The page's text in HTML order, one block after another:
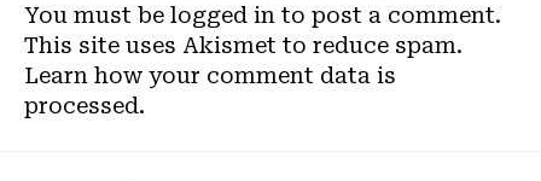
You must be logged in to post a comment.
This site uses Akismet to reduce spam.
Learn how your comment data is
processed.